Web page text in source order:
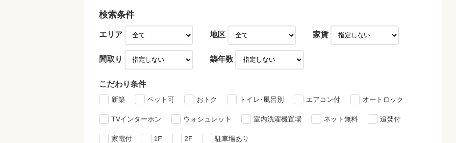
検索条件
エリア 地区 家賃
間取り 築年数
こだわり条件
新築 ペット可 おトク トイレ･風呂別 エアコン付 オートロック
TVインターホン ウォシュレット 室内洗濯機置場 ネット無料 追焚付
家電付 1F 2F 駐車場あり